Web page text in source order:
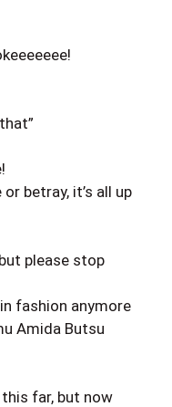
betray, it’s all up
please stop
fashion anymore
Amida Butsu
this far, but now